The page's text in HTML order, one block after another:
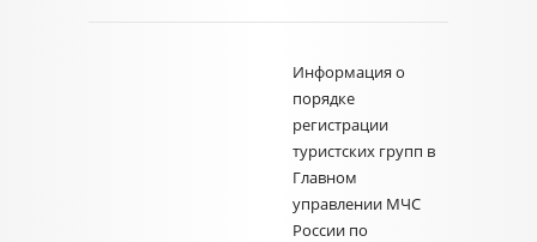
Информация о
порядке
регистрации
туристских групп в
Главном
управлении МЧС
России по